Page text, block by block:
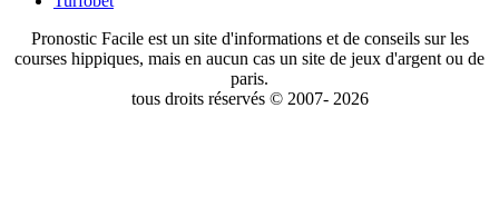
Pronostic Facile est un site d'informations et de conseils sur les
courses hippiques, mais en aucun cas un site de jeux d'argent ou de
paris.
tous droits réservés © 2007- 2026